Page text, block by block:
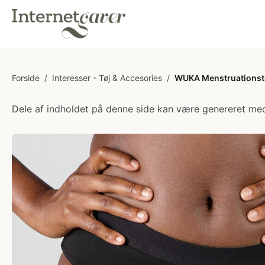
Forside / Interesser - Tøj & Accesories / WUKA
Dele af indholdet på denne side kan være genereret